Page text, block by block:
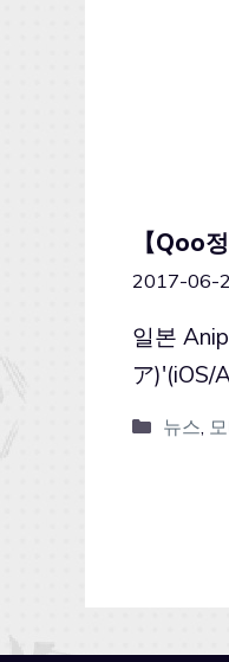
【Qoo
2017-06-
일본
ア)'(iOS/
뉴스,